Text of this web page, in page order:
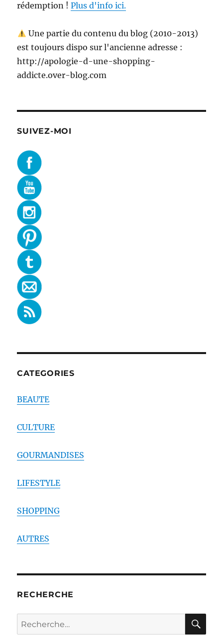
rédemption !Plus d'info ici.
Une partie du contenu du blog (2010-2013)
est toujours dispo sur l'ancienne adresse :
http://apologie-d-une-shopping-
addicte.over-blog.com
SUIVEZ-MOI
CATEGORIES
BEAUTE
CULTURE
GOURMANDISES
LIFESTYLE
SHOPPING
AUTRES
RECHERCHE
Recherche
pour :